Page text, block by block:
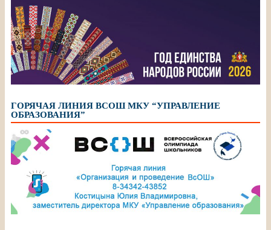
ГОРЯЧАЯ ЛИНИЯ ВСОШ МКУ “УПРАВЛЕНИЕ
ОБРАЗОВАНИЯ”